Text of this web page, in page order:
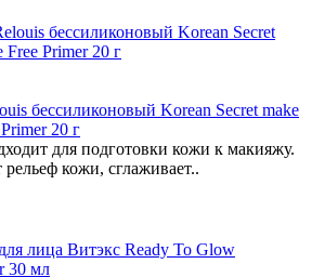
бессиликоновый Korean Secret make
20 г
для подготовки кожи к макияжу.
кожи, сглаживает..